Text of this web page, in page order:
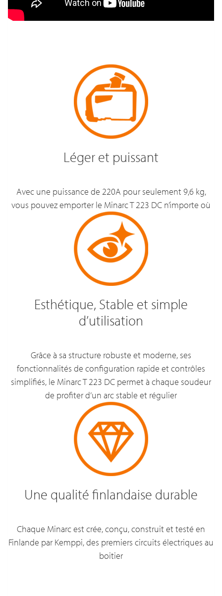
Léger et puissant
Avec une puissance de 220A pour seulement 9,6 kg,
vous pouvez emporter le Minarc T 223 DC n’importe où
Esthétique, Stable et simple
d’utilisation
Grâce à sa structure robuste et moderne, ses
fonctionnalités de configuration rapide et contrôles
simplifiés, le Minarc T 223 DC permet à chaque soudeur
de profiter d’un arc stable et régulier
Une qualité finlandaise durable
Chaque Minarc est crée, conçu, construit et testé en
Finlande par Kemppi, des premiers circuits électriques au
boitier